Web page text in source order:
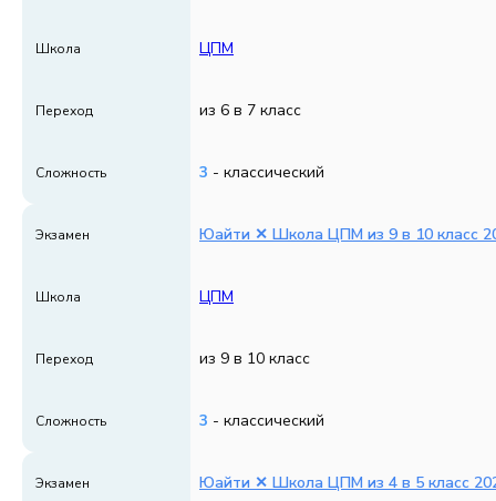
Школа ЦПМ
Переход из 6 в 7 класс
Сложность 3 - классический
Экзамен Юайти ✕ Школа ЦПМ из 9 в 10 класс
Школа ЦПМ
Переход из 9 в 10 класс
Сложность 3 - классический
Экзамен Юайти ✕ Школа ЦПМ из 4 в 5 класс